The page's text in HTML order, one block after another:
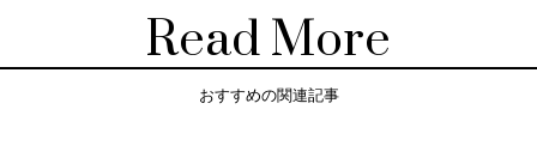
Read More
おすすめの関連記事